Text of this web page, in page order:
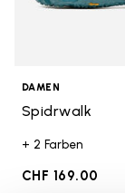
DAMEN
Spidrwalk
+ 2 Farben
CHF 169.00